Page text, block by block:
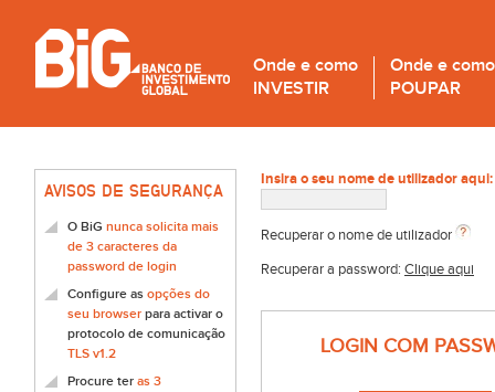
Onde e como
INVESTIR
Onde e como
POUPAR
AVISOS DE SEGURANÇA
O BiG nunca solicita mais
de 3 caracteres da
password de login
Configure as opções do
seu browser para activar o
protocolo de comunicação
TLS v1.2
Procure ter as 3
Insira o seu nome de utilizador aqui:
Recuperar o nome de utilizador
Recuperar a password: Clique aqui
LOGIN COM